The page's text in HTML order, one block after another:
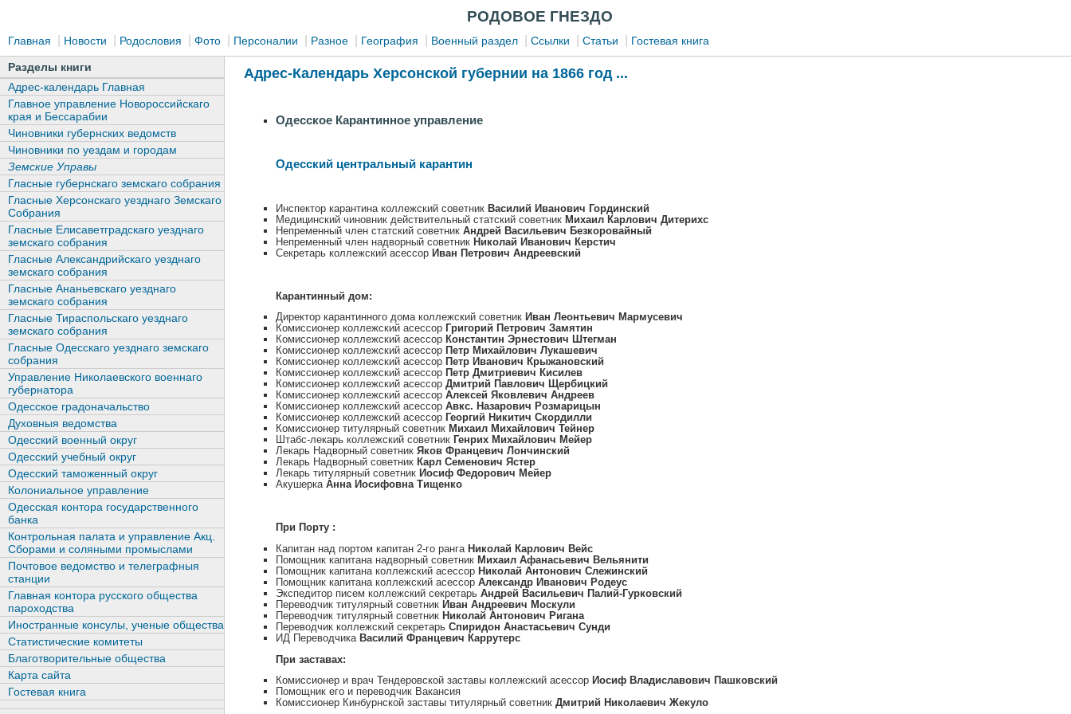
РОДОВОЕ ГНЕЗДО
Главная Новости Родословия Фото Персоналии Разное География Военный раздел Ссылки Статьи Гостевая книга
Адрес-Календарь Херсонской губернии на 1866 год ...
Одесское Карантинное управление
Одесский центральный карантин
Инспектор карантина коллежский советник Василий Иванович Гординский
Медицинский чиновник действительный статский советник Михаил Карлович Дитерихс
Непременный член статский советник Андрей Васильевич Безкоровайный
Непременный член надворный советник Николай Иванович Керстич
Секретарь коллежский асессор Иван Петрович Андреевский
Карантинный дом:
Директор карантинного дома коллежский советник Иван Леонтьевич Мармусевич
Комиссионер коллежский асессор Григорий Петрович Замятин
Комиссионер коллежский асессор Константин Эрнестович Штегман
Комиссионер коллежский асессор Петр Михайлович Лукашевич
Комиссионер коллежский асессор Петр Иванович Крыжановский
Комиссионер коллежский асессор Петр Дмитриевич Кисилев
Комиссионер коллежский асессор Дмитрий Павлович Щербицкий
Комиссионер коллежский асессор Алексей Яковлевич Андреев
Комиссионер коллежский асессор Авкс. Назарович Розмарицын
Комиссионер коллежский асессор Георгий Никитич Скордилли
Комиссионер титулярный советник Михаил Михайлович Тейнер
Штабс-лекарь коллежский советник Генрих Михайлович Мейер
Лекарь Надворный советник Яков Францевич Лончинский
Лекарь Надворный советник Карл Семенович Ястер
Лекарь титулярный советник Иосиф Федорович Мейер
Акушерка Анна Иосифовна Тищенко
При Порту :
Капитан над портом капитан 2-го ранга Николай Карлович Вейс
Помощник капитана надворный советник Михаил Афанасьевич Вельянити
Помощник капитана коллежский асессор Николай Антонович Слежинский
Помощник капитана коллежский асессор Александр Иванович Родеус
Экспедитор писем коллежский секретарь Андрей Васильевич Палий-Гурковский
Переводчик титулярный советник Иван Андреевич Москули
Переводчик титулярный советник Николай Антонович Ригана
Переводчик коллежский секретарь Спиридон Анастасьевич Сунди
ИД Переводчика Василий Францевич Каррутерс
При заставах:
Комиссионер и врач Тендеровской заставы коллежский асессор Иосиф Владиславович Пашковский
Помощник его и переводчик Вакансия
Комиссионер Кинбурнской заставы титулярный советник Дмитрий Николаевич Жекуло
Разделы книги
Адрес-календарь Главная
Главное управление Новороссийскаго
края и Бессарабии
Чиновники губернских ведомств
Чиновники по уездам и городам
Земские Управы
Гласные губернскаго земскаго собрания
Гласные Херсонскаго уезднаго Земскаго
Собрания
Гласные Елисаветградскаго уезднаго
земскаго собрания
Гласные Александрийскаго уезднаго
земскаго собрания
Гласные Ананьевскаго уезднаго
земскаго собрания
Гласные Тираспольскаго уезднаго
земскаго собрания
Гласные Одесскаго уезднаго земскаго
собрания
Управление Николаевского военнаго
губернатора
Одесское градоначальство
Духовныя ведомства
Одесский военный округ
Одесский учебный округ
Одесский таможенный округ
Колониальное управление
Одесская контора государственного
банка
Контрольная палата и управление Акц.
Сборами и соляными промыслами
Почтовое ведомство и телеграфныя
станции
Главная контора русского общества
пароходства
Иностранные консулы, ученые общества
Статистические комитеты
Благотворительные общества
Карта сайта
Гостевая книга